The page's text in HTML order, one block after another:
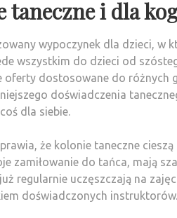
taneczne i dla
wypoczynek dla dzieci, w
wszystkim do dzieci od
dostosowane do różnych
doświadczenia
dla siebie.
że kolonie taneczne
zamiłowanie do tańca, mają
regularnie uczęszczają na
doświadczonych instruktorów.